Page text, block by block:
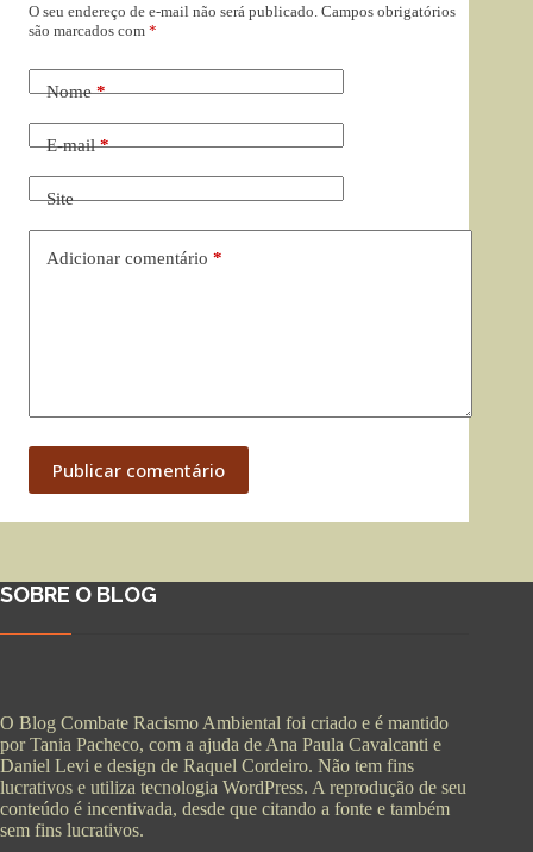
O seu endereço de e-mail não será publicado. Campos obrigatórios
são marcados com *
Nome*
E-mail*
Site
Adicionar comentário *
Publicar comentário
SOBRE O BLOG
O Blog Combate Racismo Ambiental foi criado e é mantido
por Tania Pacheco, com a ajuda de Ana Paula Cavalcanti e
Daniel Levi e design de Raquel Cordeiro. Não tem fins
lucrativos e utiliza tecnologia WordPress. A reprodução de seu
conteúdo é incentivada, desde que citando a fonte e também
sem fins lucrativos.